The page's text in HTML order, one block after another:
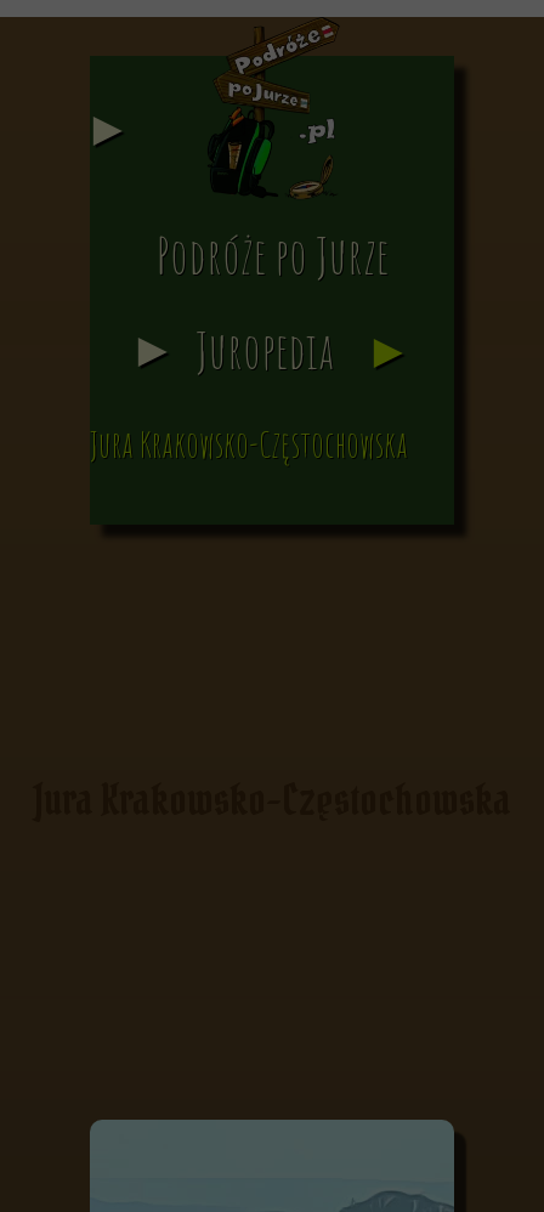
►
Jura Krakowsko-Częstochowska
►
Juropedia
►
Podróże po Jurze